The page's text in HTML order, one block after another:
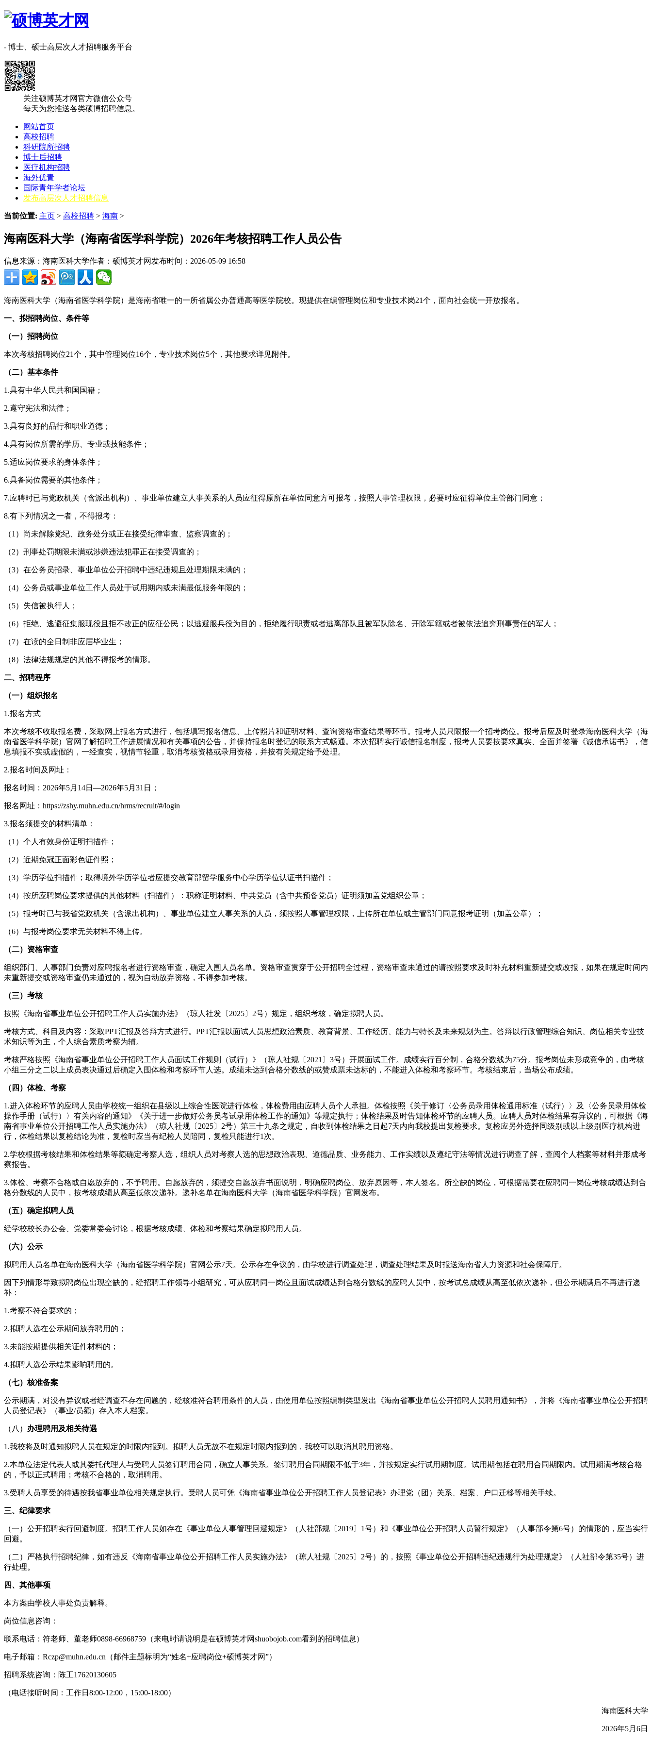
- 博士、硕士高层次人才招聘服务平台
关注硕博英才网官方微信公众号
每天为您推送各类硕博招聘信息。
网站首页
高校招聘
科研院所招聘
博士后招聘
医疗机构招聘
海外优青
国际青年学者论坛
发布高层次人才招聘信息
当前位置: 主页 > 高校招聘 > 海南 >
海南医科大学（海南省医学科学院）2026年考核招聘工作人员公告
信息来源：海南医科大学作者：硕博英才网 发布时间：2026-05-09 16:58
海南医科大学（海南省医学科学院）是海南省唯一的一所省属公办普通高等医学院校。现提供在编管理岗位和专业技术岗21个，面向社会统一开放报名。
一、拟招聘岗位、条件等
（一）招聘岗位
本次考核招聘岗位21个，其中管理岗位16个，专业技术岗位5个，其他要求详见附件。
（二）基本条件
1.具有中华人民共和国国籍；
2.遵守宪法和法律；
3.具有良好的品行和职业道德；
4.具有岗位所需的学历、专业或技能条件；
5.适应岗位要求的身体条件；
6.具备岗位需要的其他条件；
7.应聘时已与党政机关（含派出机构）、事业单位建立人事关系的人员应征得原所在单位同意方可报考，按照人事管理权限，必要时应征得单位主管部门同意；
8.有下列情况之一者，不得报考：
（1）尚未解除党纪、政务处分或正在接受纪律审查、监察调查的；
（2）刑事处罚期限未满或涉嫌违法犯罪正在接受调查的；
（3）在公务员招录、事业单位公开招聘中违纪违规且处理期限未满的；
（4）公务员或事业单位工作人员处于试用期内或未满最低服务年限的；
（5）失信被执行人；
（6）拒绝、逃避征集服现役且拒不改正的应征公民；以逃避服兵役为目的，拒绝履行职责或者逃离部队且被军队除名、开除军籍或者被依法追究刑事责任的军人；
（7）在读的全日制非应届毕业生；
（8）法律法规规定的其他不得报考的情形。
二、招聘程序
（一）组织报名
1.报名方式
本次考核不收取报名费，采取网上报名方式进行，包括填写报名信息、上传照片和证明材料、查询资格审查结果等环节。报考人员只限报一个招考岗位。报考后应及时登录海南医科大学（海
南省医学科学院）官网了解招聘工作进展情况和有关事项的公告，并保持报名时登记的联系方式畅通。本次招聘实行诚信报名制度，报考人员要按要求真实、全面并签署《诚信承诺书》，信
息填报不实或虚假的，一经查实，视情节轻重，取消考核资格或录用资格，并按有关规定给予处理。
2.报名时间及网址：
报名时间：2026年5月14日—2026年5月31日；
报名网址：https://zshy.muhn.edu.cn/hrms/recruit/#/login
3.报名须提交的材料清单：
（1）个人有效身份证明扫描件；
（2）近期免冠正面彩色证件照；
（3）学历学位扫描件；取得境外学历学位者应提交教育部留学服务中心学历学位认证书扫描件；
（4）按所应聘岗位要求提供的其他材料（扫描件）：职称证明材料、中共党员（含中共预备党员）证明须加盖党组织公章；
（5）报考时已与我省党政机关（含派出机构）、事业单位建立人事关系的人员，须按照人事管理权限，上传所在单位或主管部门同意报考证明（加盖公章）；
（6）与报考岗位要求无关材料不得上传。
（二）资格审查
组织部门、人事部门负责对应聘报名者进行资格审查，确定入围人员名单。资格审查贯穿于公开招聘全过程，资格审查未通过的请按照要求及时补充材料重新提交或改报，如果在规定时间内
未重新提交或资格审查仍未通过的，视为自动放弃资格，不得参加考核。
（三）考核
按照《海南省事业单位公开招聘工作人员实施办法》（琼人社发〔2025〕2号）规定，组织考核，确定拟聘人员。
考核方式、科目及内容：采取PPT汇报及答辩方式进行。PPT汇报以面试人员思想政治素质、教育背景、工作经历、能力与特长及未来规划为主。答辩以行政管理综合知识、岗位相关专业技
术知识等为主，个人综合素质考察为辅。
考核严格按照《海南省事业单位公开招聘工作人员面试工作规则（试行）》（琼人社规〔2021〕3号）开展面试工作。成绩实行百分制，合格分数线为75分。报考岗位未形成竞争的，由考核
小组三分之二以上成员表决通过后确定入围体检和考察环节人选。成绩未达到合格分数线的或赞成票未达标的，不能进入体检和考察环节。考核结束后，当场公布成绩。
（四） 体检、考察
1.进入体检环节的应聘人员由学校统一组织在县级以上综合性医院进行体检，体检费用由应聘人员个人承担。体检按照《关于修订〈公务员录用体检通用标准（试行）〉及〈公务员录用体检
操作手册（试行）〉有关内容的通知》《关于进一步做好公务员考试录用体检工作的通知》等规定执行；体检结果及时告知体检环节的应聘人员。应聘人员对体检结果有异议的，可根据《海
南省事业单位公开招聘工作人员实施办法》（琼人社规〔2025〕2号）第三十九条之规定，自收到体检结果之日起7天内向我校提出复检要求。复检应另外选择同级别或以上级别医疗机构进
行，体检结果以复检结论为准，复检时应当有纪检人员陪同，复检只能进行1次。
2.学校根据考核结果和体检结果等额确定考察人选，组织人员对考察人选的思想政治表现、道德品质、业务能力、工作实绩以及遵纪守法等情况进行调查了解，查阅个人档案等材料并形成考
察报告。
3.体检、考察不合格或自愿放弃的，不予聘用。自愿放弃的，须提交自愿放弃书面说明，明确应聘岗位、放弃原因等，本人签名。所空缺的岗位，可根据需要在应聘同一岗位考核成绩达到合
格分数线的人员中，按考核成绩从高至低依次递补。递补名单在海南医科大学（海南省医学科学院）官网发布。
（五）确定拟聘人员
经学校校长办公会、党委常委会讨论，根据考核成绩、体检和考察结果确定拟聘用人员。
（六）公示
拟聘用人员名单在海南医科大学（海南省医学科学院）官网公示7天。公示存在争议的，由学校进行调查处理，调查处理结果及时报送海南省人力资源和社会保障厅。
因下列情形导致拟聘岗位出现空缺的，经招聘工作领导小组研究，可从应聘同一岗位且面试成绩达到合格分数线的应聘人员中，按考试总成绩从高至低依次递补，但公示期满后不再进行递
补：
1.考察不符合要求的；
2.拟聘人选在公示期间放弃聘用的；
3.未能按期提供相关证件材料的；
4.拟聘人选公示结果影响聘用的。
（七） 核准备案
公示期满，对没有异议或者经调查不存在问题的，经核准符合聘用条件的人员，由使用单位按照编制类型发出《海南省事业单位公开招聘人员聘用通知书》，并将《海南省事业单位公开招聘
人员登记表》（事业/员额）存入本人档案。
（八） 办理聘用 及相关待遇
1.我校将及时通知拟聘人员在规定的时限内报到。拟聘人员无故不在规定时限内报到的，我校可以取消其聘用资格。
2.本单位法定代表人或其委托代理人与受聘人员签订聘用合同，确立人事关系。签订聘用合同期限不低于3年，并按规定实行试用期制度。试用期包括在聘用合同期限内。试用期满考核合格
的，予以正式聘用；考核不合格的，取消聘用。
3.受聘人员享受的待遇按我省事业单位相关规定执行。受聘人员可凭《海南省事业单位公开招聘工作人员登记表》办理党（团）关系、档案、户口迁移等相关手续。
三、纪律要求
（一）公开招聘实行回避制度。招聘工作人员如存在《事业单位人事管理回避规定》（人社部规〔2019〕1号）和《事业单位公开招聘人员暂行规定》（人事部令第6号）的情形的，应当实行
回避。
（二）严格执行招聘纪律，如有违反《海南省事业单位公开招聘工作人员实施办法》（琼人社规〔2025〕2号）的，按照《事业单位公开招聘违纪违规行为处理规定》（人社部令第35号）进
行处理。
四、其他事项
本方案由学校人事处负责解释。
岗位信息咨询：
联系电话：符老师、董老师0898-66968759（来电时请说明是在硕博英才网shuobojob.com看到的招聘信息）
电子邮箱：Rczp@muhn.edu.cn（邮件主题标明为“姓名+应聘岗位+硕博英才网”）
招聘系统咨询：陈工17620130605
（电话接听时间：工作日8:00-12:00，15:00-18:00）
海南医科大学
2026年5月6日